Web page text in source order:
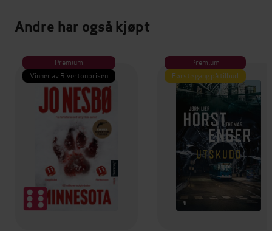
Andre har også kjøpt
Premium
Vinner av Rivertonprisen
Premium
Første gang på tilbud